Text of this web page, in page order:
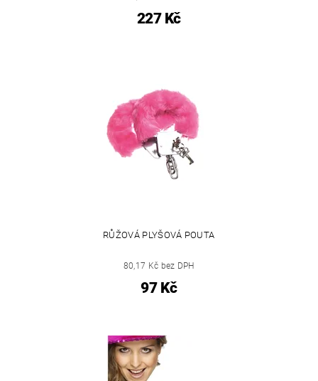
227 Kč
RŮŽOVÁ PLYŠOVÁ POUTA
80,17 Kč bez DPH
97 Kč